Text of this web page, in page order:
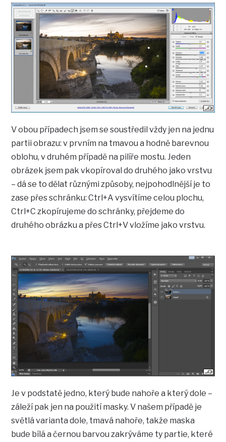
V obou případech jsem se soustředil vždy jen na jednu
partii obrazu: v prvním na tmavou a hodně barevnou
oblohu, v druhém případě na pilíře mostu. Jeden
obrázek jsem pak vkopíroval do druhého jako vrstvu
– dá se to dělat různými způsoby, nejpohodlnější je to
zase přes schránku: Ctrl+A vysvítíme celou plochu,
Ctrl+C zkopírujeme do schránky, přejdeme do
druhého obrázku a přes Ctrl+V vložíme jako vrstvu.
Je v podstatě jedno, který bude nahoře a který dole –
záleží pak jen na použití masky. V našem případě je
světlá varianta dole, tmavá nahoře, takže maska
bude bílá a černou barvou zakrýváme ty partie, které